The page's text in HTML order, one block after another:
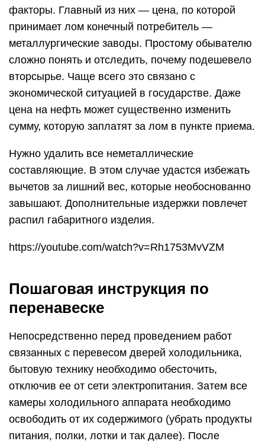
факторы. Главный из них — цена, по которой
принимает лом конечный потребитель —
металлургические заводы. Простому обывателю
сложно понять и отследить, почему подешевело
вторсырье. Чаще всего это связано с
экономической ситуацией в государстве. Даже
цена на нефть может существенно изменить
сумму, которую заплатят за лом в пункте приема.
Нужно удалить все неметаллические
составляющие. В этом случае удастся избежать
вычетов за лишний вес, которые необоснованно
завышают. Дополнительные издержки повлечет
распил габаритного изделия.
https://youtube.com/watch?v=Rh1753MvVZM
Пошаговая инструкция по
перенавеске
Непосредственно перед проведением работ
связанных с перевесом дверей холодильника,
бытовую технику необходимо обесточить,
отключив ее от сети электропитания. Затем все
камеры холодильного аппарата необходимо
освободить от их содержимого (убрать продукты
питания, полки, лотки и так далее). После